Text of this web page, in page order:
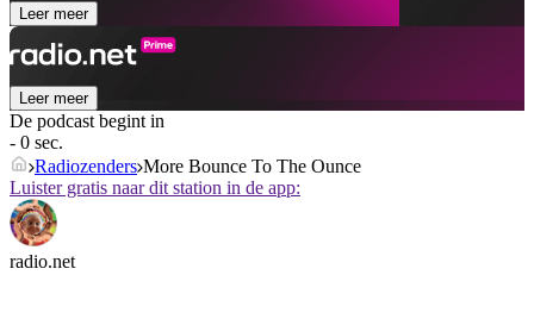
Leer meer
Leer meer
De podcast begint in
- 0 sec.
Radiozenders More Bounce To The Ounce
Luister gratis naar dit station in de app:
radio.net